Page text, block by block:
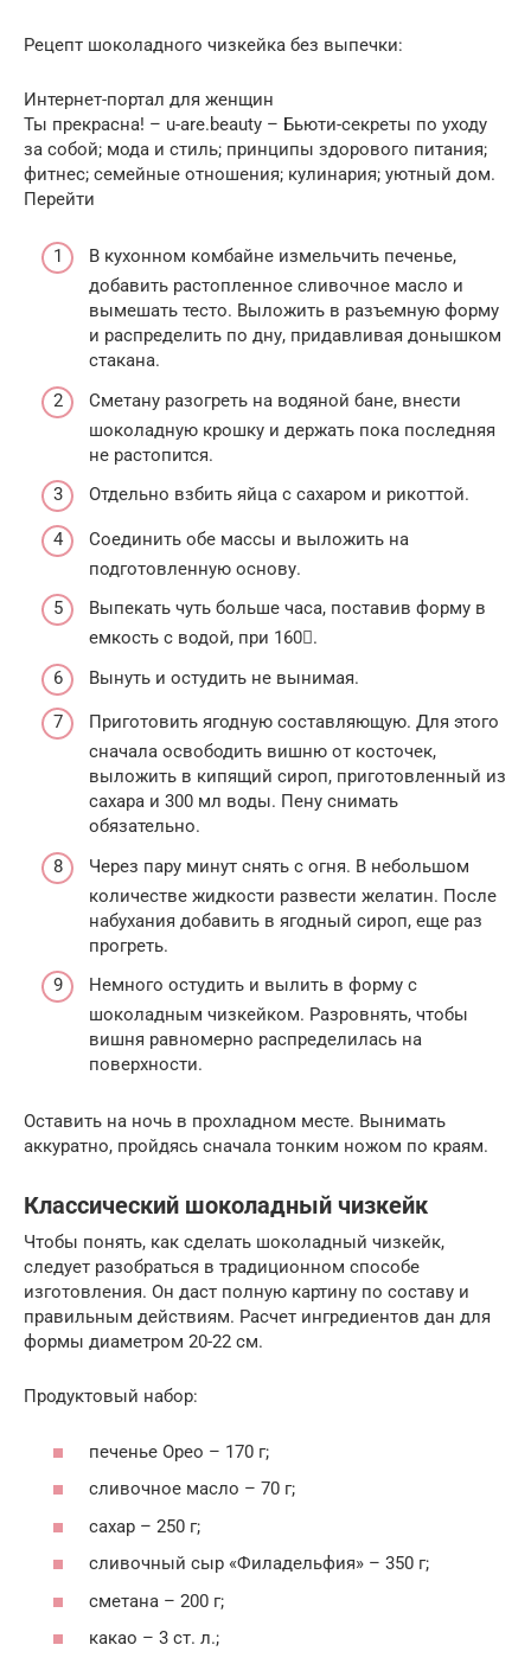
Рецепт шоколадного чизкейка без выпечки:
Интернет-портал для женщин
Ты прекрасна! – u-are.beauty – Бьюти-секреты по уходу
за собой; мода и стиль; принципы здорового питания;
фитнес; семейные отношения; кулинария; уютный дом.
Перейти
В кухонном комбайне измельчить печенье,
добавить растопленное сливочное масло и
вымешать тесто. Выложить в разъемную форму
и распределить по дну, придавливая донышком
стакана.
Сметану разогреть на водяной бане, внести
шоколадную крошку и держать пока последняя
не растопится.
Отдельно взбить яйца с сахаром и рикоттой.
Соединить обе массы и выложить на
подготовленную основу.
Выпекать чуть больше часа, поставив форму в
емкость с водой, при 160.
Вынуть и остудить не вынимая.
Приготовить ягодную составляющую. Для этого
сначала освободить вишню от косточек,
выложить в кипящий сироп, приготовленный из
сахара и 300 мл воды. Пену снимать
обязательно.
Через пару минут снять с огня. В небольшом
количестве жидкости развести желатин. После
набухания добавить в ягодный сироп, еще раз
прогреть.
Немного остудить и вылить в форму с
шоколадным чизкейком. Разровнять, чтобы
вишня равномерно распределилась на
поверхности.
Оставить на ночь в прохладном месте. Вынимать
аккуратно, пройдясь сначала тонким ножом по краям.
Классический шоколадный чизкейк
Чтобы понять, как сделать шоколадный чизкейк,
следует разобраться в традиционном способе
изготовления. Он даст полную картину по составу и
правильным действиям. Расчет ингредиентов дан для
формы диаметром 20-22 cм.
Продуктовый набор:
печенье Орео – 170 г;
сливочное масло – 70 г;
сахар – 250 г;
сливочный сыр «Филадельфия» – 350 г;
сметана – 200 г;
какао – 3 ст. л.;